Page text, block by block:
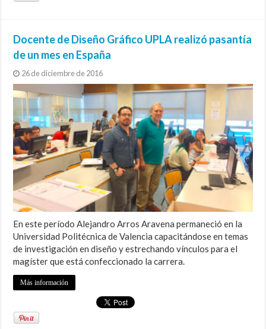
Docente de Diseño Gráfico UPLA realizó pasantía
de un mes en España
26 de diciembre de 2016
En este período Alejandro Arros Aravena permaneció en la
Universidad Politécnica de Valencia capacitándose en temas
de investigación en diseño y estrechando vínculos para el
magíster que está confeccionado la carrera.
Más información